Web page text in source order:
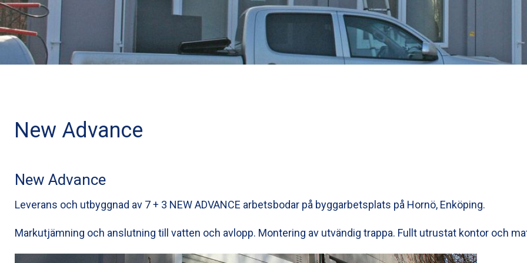
New Advance
New Advance
Leverans och utbyggnad av 7 + 3 NEW ADVANCE arbetsbodar på byggarbetsplats på Hornö, Enköping.
Markutjämning och anslutning till vatten och avlopp. Montering av utvändig trappa. Fullt utrustat kontor och